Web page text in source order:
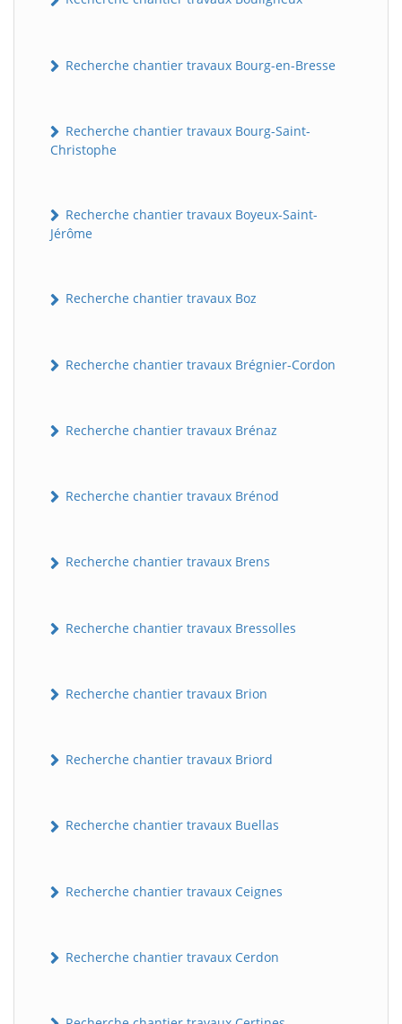
Recherche chantier travaux Bourg-en-Bresse
Recherche chantier travaux Bourg-Saint-
Christophe
Recherche chantier travaux Boyeux-Saint-
Jérôme
Recherche chantier travaux Boz
Recherche chantier travaux Brégnier-Cordon
Recherche chantier travaux Brénaz
Recherche chantier travaux Brénod
Recherche chantier travaux Brens
Recherche chantier travaux Bressolles
Recherche chantier travaux Brion
Recherche chantier travaux Briord
Recherche chantier travaux Buellas
Recherche chantier travaux Ceignes
Recherche chantier travaux Cerdon